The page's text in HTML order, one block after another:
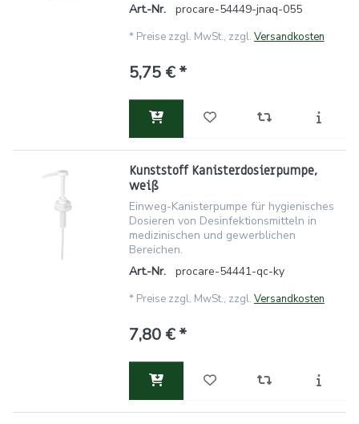
Art.-Nr.
procare-54449-jnaq-055
* Preise zzgl. MwSt., zzgl. Versandkosten
5,75 € *
Kunststoff Kanisterdosierpumpe,
weiß
Einweg-Kanisterpumpe für hygienisches
Dosieren von Desinfektionsmitteln in
medizinischen und gewerblichen
Bereichen.
Art.-Nr.
procare-54441-qc-ky
* Preise zzgl. MwSt., zzgl. Versandkosten
7,80 € *